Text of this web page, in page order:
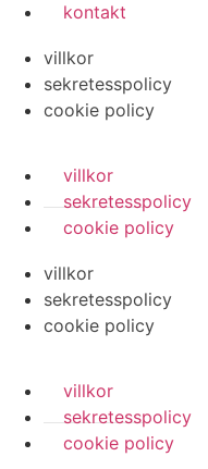
kontakt
villkor
sekretesspolicy
cookie policy
villkor
sekretesspolicy
cookie policy
villkor
sekretesspolicy
cookie policy
villkor
sekretesspolicy
cookie policy